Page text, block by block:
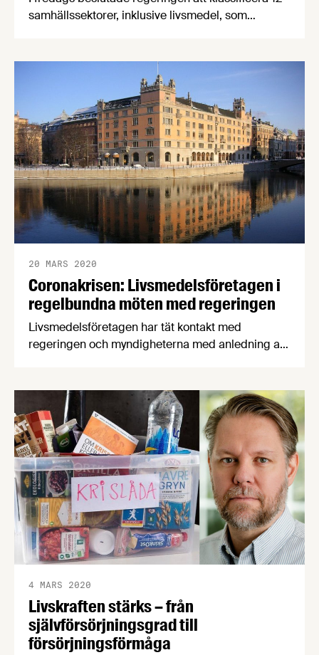
samhällssektorer, inklusive livsmedel, som
kommer finnas omsorg i den utsträckning som
behövs för att upprätthålla den samhällsviktiga
verksamheten. Vi uppdaterar den här texten allt
eftersom det kommer mer information.
Coronakrisen: Livsmedelsföretagen i
regelbundna möten med regeringen
20 MARS 2020
Livsmedelsföretagen har tät kontakt med
regeringen och myndigheterna med anledning av
möte med statssekreterare Per Callenberg
underströk vi, LRF och Svensk Dagligvaruhandel
vårt gemensamma krav på att livsmedelssektorn
måste klassas som samhällsviktig.
Livskraften stärks – från
självförsörjningsgrad till
försörjningsförmåga
4 MARS 2020